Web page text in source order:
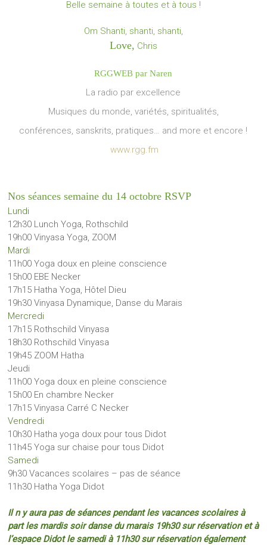
Belle semaine à toutes et à tous !
Om Shanti, shanti, shanti,
Love, Chris
RGGWEB par Naren
La radio par excellence
Musiques du monde, variétés, spiritualités,
conférences, sanskrits, pratiques… and more et encore !
www.rgg.fm
Nos séances semaine du 14 octobre RSVP
Lundi
12h30 Lunch Yoga, Rothschild
19h00 Vinyasa Yoga, ZOOM
Mardi
11h00 Yoga doux en pleine conscience
15h00 EBE Necker
17h15 Hatha Yoga, Hôtel Dieu
19h30 Vinyasa Dynamique, Danse du Marais
Mercredi
17h15 Rothschild Vinyasa
18h30 Rothschild Vinyasa
19h45 ZOOM Hatha
Jeudi
11h00 Yoga doux en pleine conscience
15h00 En chambre Necker
17h15 Vinyasa Carré C Necker
Vendredi
10h30 Hatha yoga doux pour tous Didot
11h45 Yoga sur chaise pour tous Didot
Samedi
9h30 Vacances scolaires – pas de séance
11h30 Hatha Yoga Didot
Il n y aura pas de séances pendant les vacances scolaires à
part les mardis soir danse du marais 19h30 sur réservation et à
l’espace Didot le samedi à 11h30 sur réservation également